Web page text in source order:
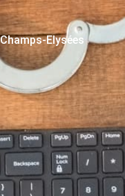
Elysées